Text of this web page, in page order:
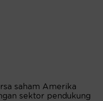
saham Amerika
sektor pendukung